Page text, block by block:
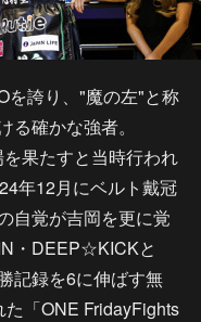
を誇り、"魔の左"と称
確かな強者。
果たすと当時行われ
年12月にベルト戴冠
自覚が吉岡を更に覚
・DEEP☆KICKと
記録を6に伸ばす無
「ONE FridayFights